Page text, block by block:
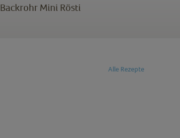
Backrohr Mini Rösti
Alle Rezepte